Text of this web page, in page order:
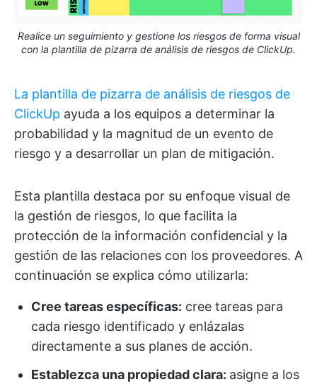
Realice un seguimiento y gestione los riesgos de forma visual
con la plantilla de pizarra de análisis de riesgos de ClickUp.
La plantilla de pizarra de análisis de riesgos de
ClickUp ayuda a los equipos a determinar la
probabilidad y la magnitud de un evento de
riesgo y a desarrollar un plan de mitigación.
Esta plantilla destaca por su enfoque visual de
la gestión de riesgos, lo que facilita la
protección de la información confidencial y la
gestión de las relaciones con los proveedores. A
continuación se explica cómo utilizarla:
Cree tareas específicas: cree tareas para
cada riesgo identificado y enlázalas
directamente a sus planes de acción.
Establezca una propiedad clara: asigne a los